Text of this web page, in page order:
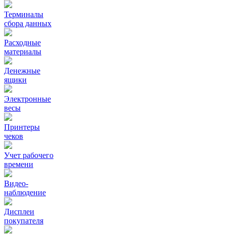
Терминалы
сбора данных
Расходные
материалы
Денежные
ящики
Электронные
весы
Принтеры
чеков
Учет рабочего
времени
Видео‑
наблюдение
Дисплеи
покупателя